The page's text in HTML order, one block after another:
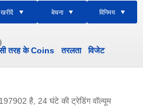
खरीदें बेचना विनिमय
तरह के Coins तरलता विजेट
है, 24 घंटे की ट्रेडिंग वॉल्यूम